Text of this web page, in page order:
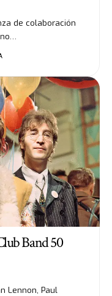
de colaboración
Band 50
Lennon, Paul